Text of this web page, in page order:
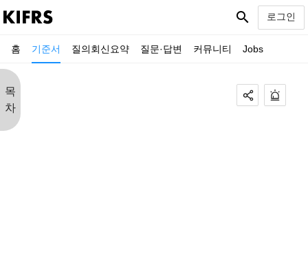
홈 기준서 질의회신요약 질문·답변 커뮤니티 Jobs
search 로그인
목
차